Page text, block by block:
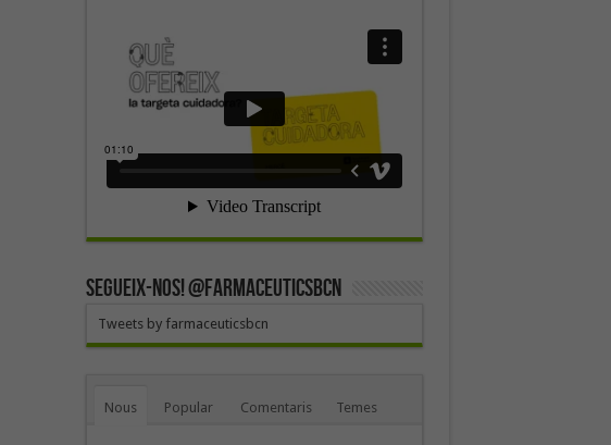
SEGUEIX-NOS! @farmaceuticsbcn
Tweets by farmaceuticsbcn
Nous Popular Comentaris Temes